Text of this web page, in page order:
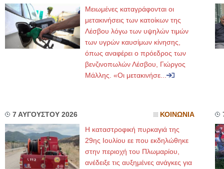
Μειωμένες καταγράφονται οι
μετακινήσεις των κατοίκων της
Λέσβου λόγω των υψηλών τιμών
των υγρών καυσίμων κίνησης,
όπως αναφέρει ο πρόεδρος των
βενζινοπωλών Λέσβου, Γιώργος
Μάλλης. «Οι μετακινήσε...
7 ΑΥΓΟΥΣΤΟΥ 2026 ΚΟΙΝΩΝΙΑ
Η καταστροφική πυρκαγιά της
29ης Ιουλίου εε που εκδηλώθηκε
στην περιοχή του Πλωμαρίου,
ανέδειξε τις αυξημένες ανάγκες για